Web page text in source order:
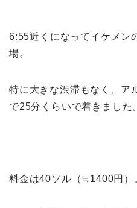
6:55近くになってイケメン
場。
特に大きな渋滞もなく、ア
で25分くらいで着きました。
料金は40ソル（≒1400円）